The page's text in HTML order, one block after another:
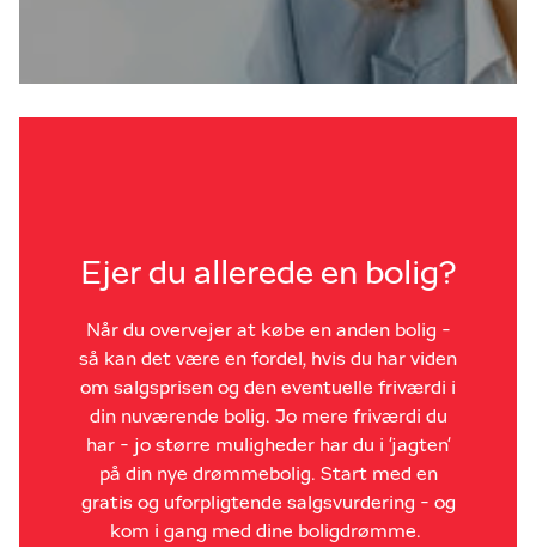
Ejer du allerede en bolig?
Når du overvejer at købe en anden bolig -
så kan det være en fordel, hvis du har viden
om salgsprisen og den eventuelle friværdi i
din nuværende bolig. Jo mere friværdi du
har - jo større muligheder har du i 'jagten'
på din nye drømmebolig. Start med en
gratis og uforpligtende salgsvurdering - og
kom i gang med dine boligdrømme.